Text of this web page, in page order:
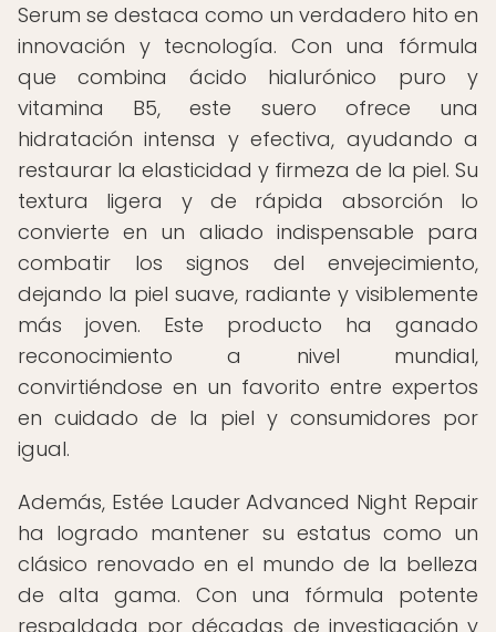
Serum se destaca como un verdadero hito en
innovación y tecnología. Con una fórmula
que combina ácido hialurónico puro y
vitamina B5, este suero ofrece una
hidratación intensa y efectiva, ayudando a
restaurar la elasticidad y firmeza de la piel. Su
textura ligera y de rápida absorción lo
convierte en un aliado indispensable para
combatir los signos del envejecimiento,
dejando la piel suave, radiante y visiblemente
más joven. Este producto ha ganado
reconocimiento a nivel mundial,
convirtiéndose en un favorito entre expertos
en cuidado de la piel y consumidores por
igual.
Además, Estée Lauder Advanced Night Repair
ha logrado mantener su estatus como un
clásico renovado en el mundo de la belleza
de alta gama. Con una fórmula potente
respaldada por décadas de investigación y